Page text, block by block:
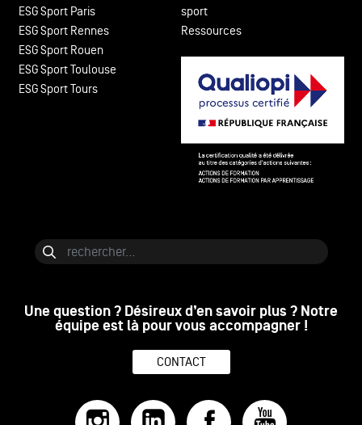
ESG Sport Paris
ESG Sport Rennes
ESG Sport Rouen
ESG Sport Toulouse
ESG Sport Tours
sport
Ressources
Une question ? Désireux d’en savoir plus ? Notre
équipe est là pour vous accompagner !
CONTACT